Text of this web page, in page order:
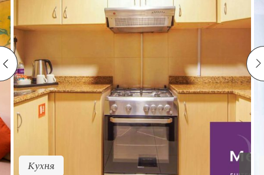
Кухня